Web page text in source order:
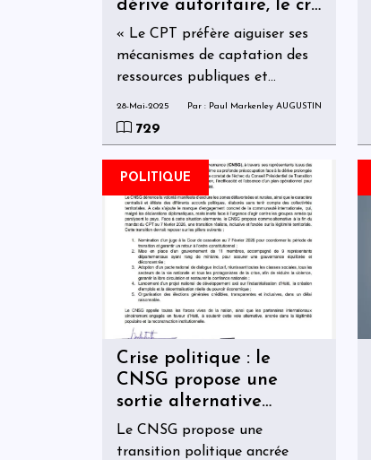
dérive autoritaire, le cri
d’alarme des
DEMAREH
« Le CPT préfère aiguiser ses
mécanismes de captation des
ressources publiques et
reflète la guerre économique à
laquelle se livrent les agents de
l’accumulation »,
28-Mai-2025 Par : Paul Markenley AUGUSTIN
729
POLITIQUE
Crise politique : le
CNSG propose une
sortie alternative
fondée sur la légitimité
territoriale
Le CNSG propose une
transition politique ancrée